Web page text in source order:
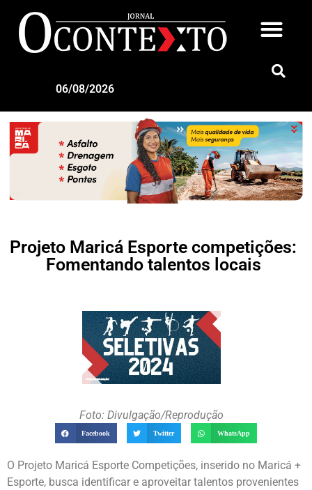
06/08/2026
Projeto Maricá Esporte competições:
Fomentando talentos locais
Foto: Divulgação/Reprodução
Facebook Twitter WhatsApp
O Projeto Maricá Esporte Competições, inserido no Maricá +
Esporte, busca identificar e aproveitar talentos provenientes